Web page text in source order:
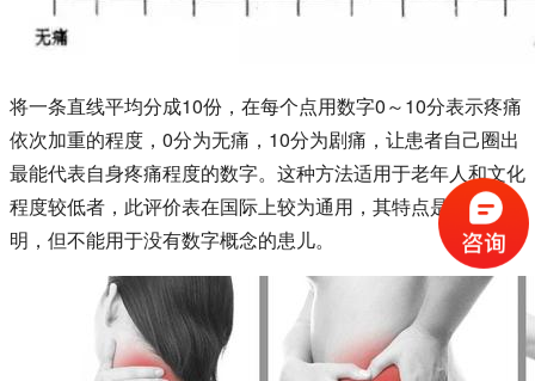
将一条直线平均分成10份，在每个点用数字0～10分表示疼痛
依次加重的程度，0分为无痛，10分为剧痛，让患者自己圈出
最能代表自身疼痛程度的数字。这种方法适用于老年人和文化
程度较低者，此评价表在国际上较为通用，其特点是准确简
明，但不能用于没有数字概念的患儿。